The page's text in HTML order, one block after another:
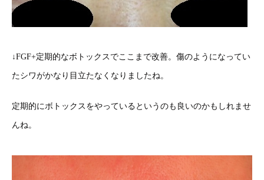
↓FGF+定期的なボトックスでここまで改善。傷のようになってい
たシワがかなり目立たなくなりましたね。
定期的にボトックスをやっているというのも良いのかもしれませ
んね。